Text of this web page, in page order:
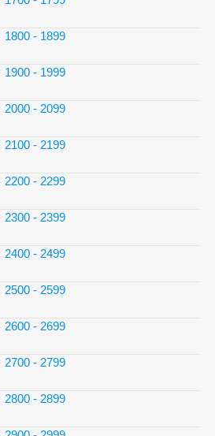
- 1899
- 1999
- 2099
- 2199
- 2299
- 2399
- 2499
- 2599
- 2699
- 2799
- 2899